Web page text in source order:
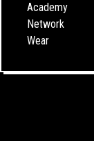
Academy
Network
Wear